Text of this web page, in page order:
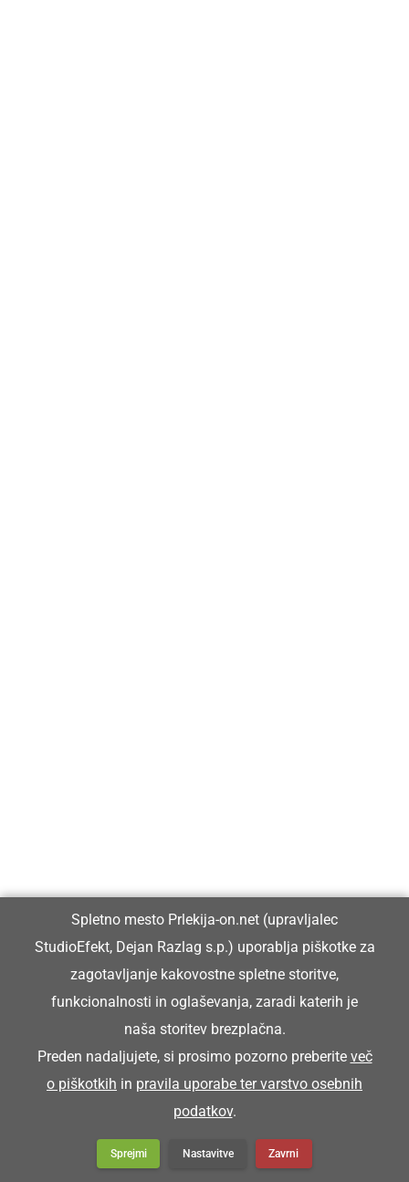
Spletno mesto Prlekija-on.net (upravljalec
StudioEfekt, Dejan Razlag s.p.) uporablja piškotke za
zagotavljanje kakovostne spletne storitve,
funkcionalnosti in oglaševanja, zaradi katerih je
naša storitev brezplačna.
Preden nadaljujete, si prosimo pozorno preberite več
o piškotkih in pravila uporabe ter varstvo osebnih
podatkov.
Sprejmi Nastavitve Zavrni